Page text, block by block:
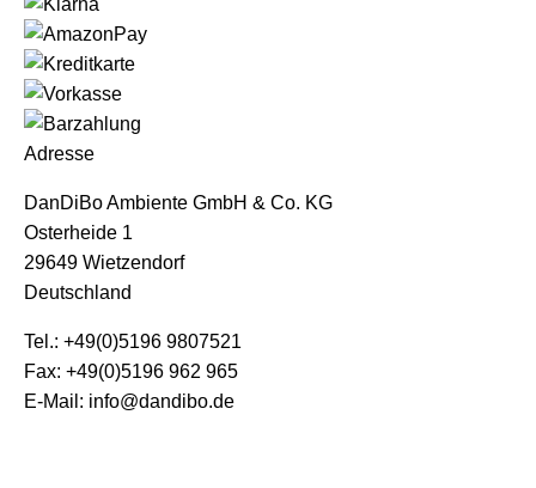
Adresse
DanDiBo Ambiente GmbH & Co. KG
Osterheide 1
29649 Wietzendorf
Deutschland
Tel.: +49(0)5196 9807521
Fax: +49(0)5196 962 965
E-Mail: info@dandibo.de